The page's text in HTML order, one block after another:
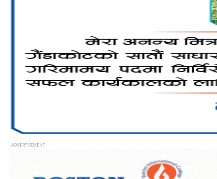
- ADVERTISEMENT -